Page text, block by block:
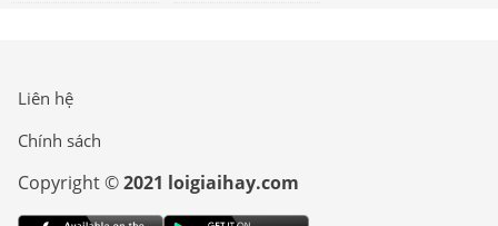
Liên hệ
Chính sách
Copyright ©2021 loigiaihay.com